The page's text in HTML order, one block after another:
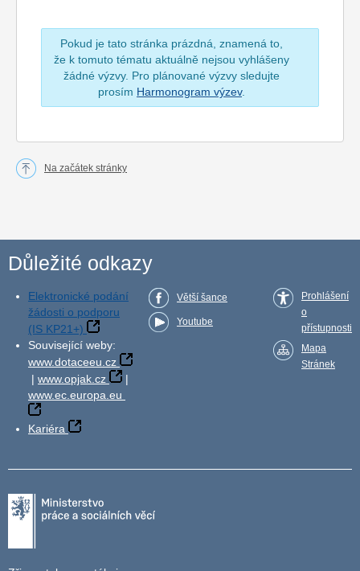
Pokud je tato stránka prázdná, znamená to,
že k tomuto tématu aktuálně nejsou vyhlášeny
žádné výzvy. Pro plánované výzvy sledujte
prosím Harmonogram výzev.
Na začátek stránky
Důležité odkazy
Elektronické podání
žádosti o podporu
(IS KP21+)
Související weby:
www.dotaceeu.cz
| www.opjak.cz
|
www.ec.europa.eu
Kariéra
Větší šance
Youtube
Prohlášení
o
přístupnosti
Mapa
Stránek